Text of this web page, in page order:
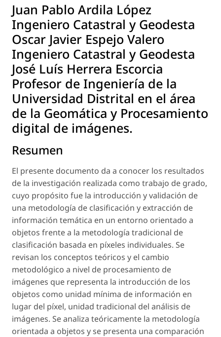
Juan Pablo Ardila López
Ingeniero Catastral y Geodesta
Oscar Javier Espejo Valero
Ingeniero Catastral y Geodesta
José Luís Herrera Escorcia
Profesor de Ingeniería de la
Universidad Distrital en el área
de la Geomática y Procesamiento
digital de imágenes.
Resumen
El presente documento da a conocer los resultados
de la investigación realizada como trabajo de grado,
cuyo propósito fue la introducción y validación de
una metodología de clasificación y extracción de
información temática en un entorno orientado a
objetos frente a la metodología tradicional de
clasificación basada en píxeles individuales. Se
revisan los conceptos teóricos y el cambio
metodológico a nivel de procesamiento de
imágenes que representa la introducción de los
objetos como unidad mínima de información en
lugar del píxel, unidad tradicional del análisis de
imágenes. Se analiza teóricamente la metodología
orientada a objetos y se presenta una comparación